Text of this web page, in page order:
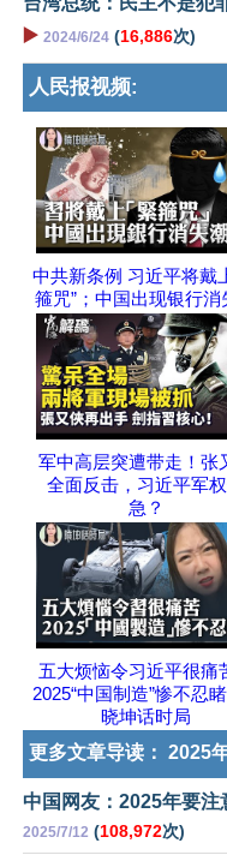
▶️ 2024/6/24 (16,886次)
人民报视频:
中共新条例 习近平将戴
箍咒”；中国出现银行消
军中高层突遭带走！张
全面反击，习近平军
急？
五大烦恼令习近平很痛
2025“中国制造”惨不忍
晓坤话时局
更多文章导读： 2025
中国网友：2025年要注
2025/7/12 (108,972次)